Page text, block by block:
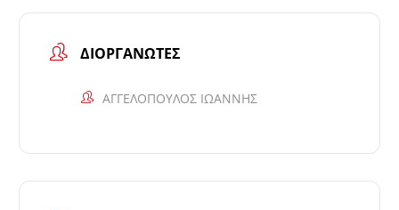
ΔΙΟΡΓΑΝΩΤΈΣ
AΓΓΕΛΟΠΟΥΛΟΣ ΙΩΑΝΝΗΣ